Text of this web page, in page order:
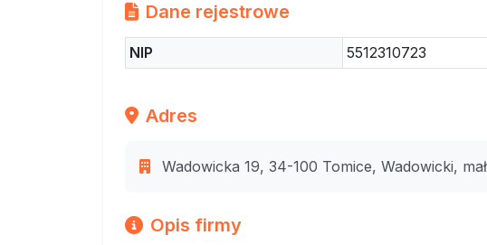
Dane rejestrowe
NIP 5512310723
Adres
Wadowicka 19, 34-100 Tomice, Wadowicki,
Opis firmy